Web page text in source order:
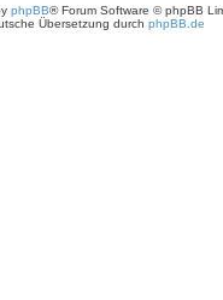
phpBB® Forum Software © phpBB
Übersetzung durch phpBB.de